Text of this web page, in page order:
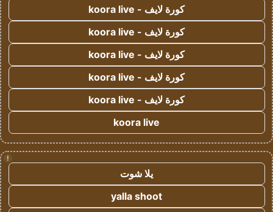
كورة لايف - koora live
كورة لايف - koora live
كورة لايف - koora live
كورة لايف - koora live
كورة لايف - koora live
koora live
!
يلا شوت
yalla shoot